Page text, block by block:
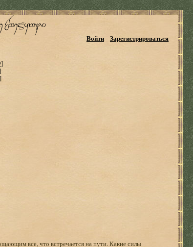
Войти Зарегистрироваться
все, что встречается на пути. Какие силы